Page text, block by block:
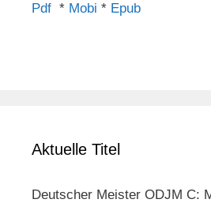
Pdf * Mobi * Epub
Aktuelle Titel
Deutscher Meister ODJM C: